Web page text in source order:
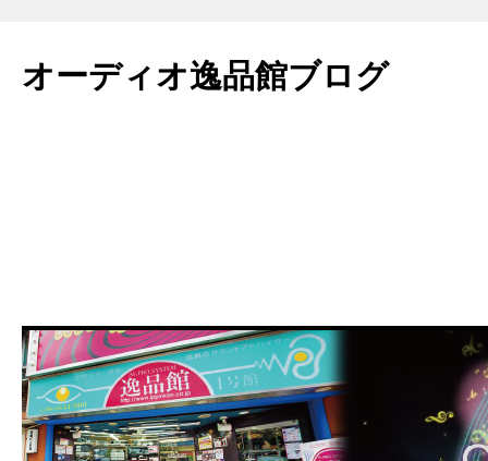
テ
ン
オーディオ逸品館ブログ